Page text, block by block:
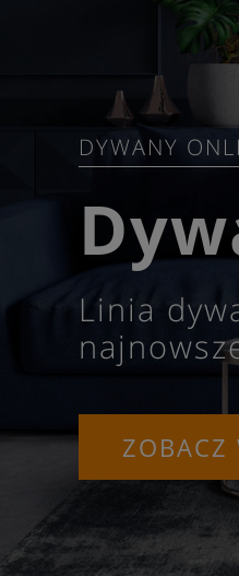
DYWANY
Linia
ZOBACZ